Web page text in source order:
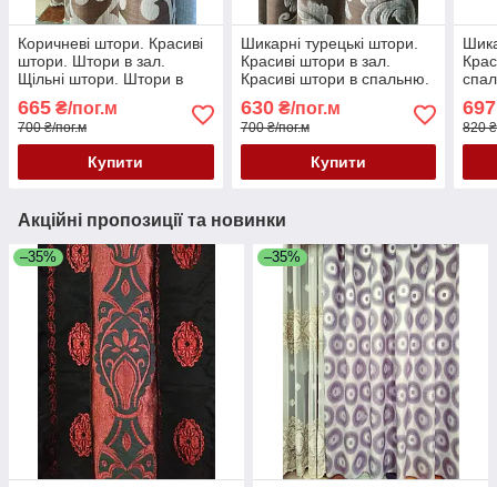
Коричневі штори. Красиві
штори. Штори в зал.
Щільні штори. Штори в
665 ₴/пог.м
700 ₴/пог.м
Купити
Шикарні турецькі штори.
Красиві штори в зал.
Красиві штори в спальню.
630₴/пог.м
700 ₴/пог.м
Купити
697
820
Акційні пропозиції та новинки
–35% –35%